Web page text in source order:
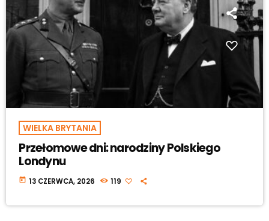
WIELKA BRYTANIA
Przełomowe dni: narodziny Polskiego
Londynu
today 13 CZERWCA, 2026 119